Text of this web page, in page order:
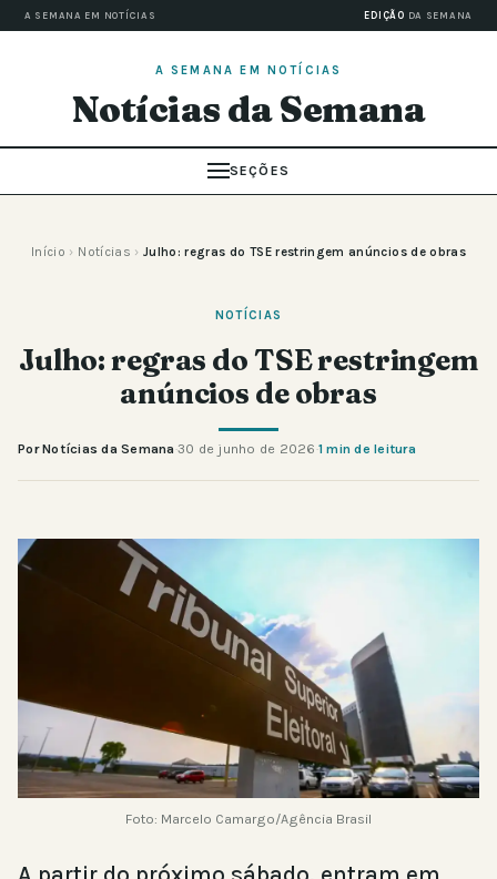
A SEMANA EM NOTÍCIAS EDIÇÃO DA SEMANA
A SEMANA EM NOTÍCIAS
Notícias da Semana
SEÇÕES
Início › Notícias › Julho: regras do TSE restringem anúncios de obras
NOTÍCIAS
Julho: regras do TSE restringem
anúncios de obras
Por Notícias da Semana·30 de junho de 2026·1 min de leitura
Foto: Marcelo Camargo/Agência Brasil